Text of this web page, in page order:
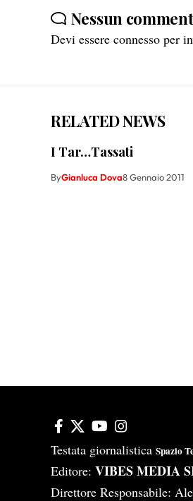
Nessun
Devi essere connesso per
RELATED NEWS
I Tar…Tassati
ByGianluca Dova8 Gennaio 2011
Testata giornalistica Spazio
Editore: VIBES MEDIA
Direttore Responsabile: